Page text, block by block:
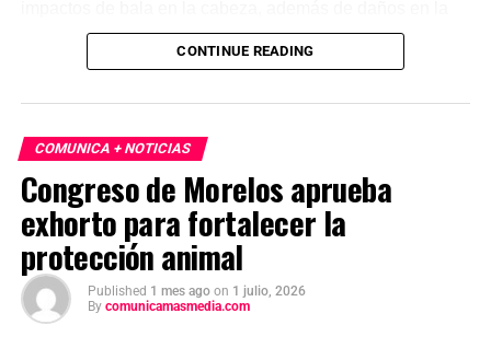
puerta del lado del conductor.
mientras peritos de la Fiscalía Regional Oriente
realizaron las diligencias correspondientes y el
levantamiento del cuerpo. Hasta el momento no se
cuenta con información sobre los agresores, y el cadáver
fue trasladado al Servicio Médico Forense en espera de
ser identificado, en tanto continúan las investigaciones.
CONTINUE READING
COMUNICA + NOTICIAS
Congreso de Morelos aprueba
exhorto para fortalecer la
protección animal
Published 1 mes ago on 1 julio, 2026
By comunicamasmedia.com